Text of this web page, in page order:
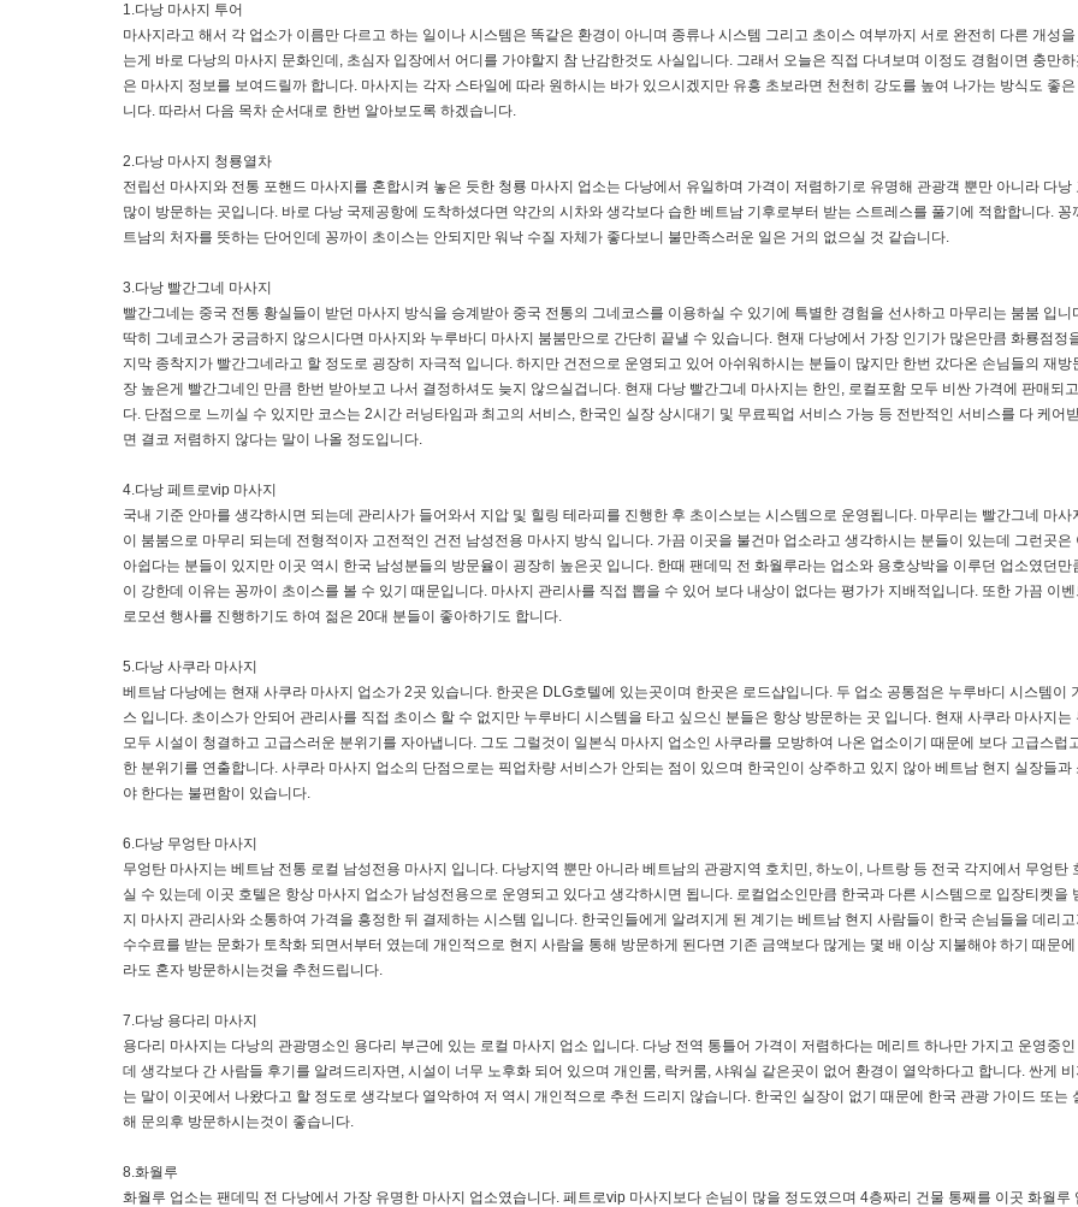
1.다낭 마사지 투어
마사지라고 해서 각 업소가 이름만 다르고 하는 일이나 시스템은 똑같은 환경이 아니며 종류나 시스템 그리고 초이스 여부까지 서로 완전히 다른 개성을
는게 바로 다낭의 마사지 문화인데, 초심자 입장에서 어디를 가야할지 참 난감한것도 사실입니다. 그래서 오늘은 직접 다녀보며 이정도 경험이면 충만하
은 마사지 정보를 보여드릴까 합니다. 마사지는 각자 스타일에 따라 원하시는 바가 있으시겠지만 유흥 초보라면 천천히 강도를 높여 나가는 방식도 좋은
니다. 따라서 다음 목차 순서대로 한번 알아보도록 하겠습니다.
2.다낭 마사지 청룡열차
전립선 마사지와 전통 포핸드 마사지를 혼합시켜 놓은 듯한 청룡 마사지 업소는 다낭에서 유일하며 가격이 저렴하기로 유명해 관광객 뿐만 아니라 다낭
많이 방문하는 곳입니다. 바로 다낭 국제공항에 도착하셨다면 약간의 시차와 생각보다 습한 베트남 기후로부터 받는 스트레스를 풀기에 적합합니다. 꽁
트남의 처자를 뜻하는 단어인데 꽁까이 초이스는 안되지만 워낙 수질 자체가 좋다보니 불만족스러운 일은 거의 없으실 것 같습니다.
3.다낭 빨간그네 마사지
빨간그네는 중국 전통 황실들이 받던 마사지 방식을 승계받아 중국 전통의 그네코스를 이용하실 수 있기에 특별한 경험을 선사하고 마무리는 붐붐 입니
딱히 그네코스가 궁금하지 않으시다면 마사지와 누루바디 마사지 붐붐만으로 간단히 끝낼 수 있습니다. 현재 다낭에서 가장 인기가 많은만큼 화룡점정
지막 종착지가 빨간그네라고 할 정도로 굉장히 자극적 입니다. 하지만 건전으로 운영되고 있어 아쉬워하시는 분들이 많지만 한번 갔다온 손님들의 재방
장 높은게 빨간그네인 만큼 한번 받아보고 나서 결정하셔도 늦지 않으실겁니다. 현재 다낭 빨간그네 마사지는 한인, 로컬포함 모두 비싼 가격에 판매되
다. 단점으로 느끼실 수 있지만 코스는 2시간 러닝타임과 최고의 서비스, 한국인 실장 상시대기 및 무료픽업 서비스 가능 등 전반적인 서비스를 다 케어
면 결코 저렴하지 않다는 말이 나올 정도입니다.
4.다낭 페트로vip 마사지
국내 기준 안마를 생각하시면 되는데 관리사가 들어와서 지압 및 힐링 테라피를 진행한 후 초이스보는 시스템으로 운영됩니다. 마무리는 빨간그네 마사
이 붐붐으로 마무리 되는데 전형적이자 고전적인 건전 남성전용 마사지 방식 입니다. 가끔 이곳을 불건마 업소라고 생각하시는 분들이 있는데 그런곳은
아쉽다는 분들이 있지만 이곳 역시 한국 남성분들의 방문율이 굉장히 높은곳 입니다. 한때 팬데믹 전 화월루라는 업소와 용호상박을 이루던 업소였던만
이 강한데 이유는 꽁까이 초이스를 볼 수 있기 때문입니다. 마사지 관리사를 직접 뽑을 수 있어 보다 내상이 없다는 평가가 지배적입니다. 또한 가끔 이벤
로모션 행사를 진행하기도 하여 젊은 20대 분들이 좋아하기도 합니다.
5.다낭 사쿠라 마사지
베트남 다낭에는 현재 사쿠라 마사지 업소가 2곳 있습니다. 한곳은 DLG호텔에 있는곳이며 한곳은 로드샵입니다. 두 업소 공통점은 누루바디 시스템이
스 입니다. 초이스가 안되어 관리사를 직접 초이스 할 수 없지만 누루바디 시스템을 타고 싶으신 분들은 항상 방문하는 곳 입니다. 현재 사쿠라 마사지는
모두 시설이 청결하고 고급스러운 분위기를 자아냅니다. 그도 그럴것이 일본식 마사지 업소인 사쿠라를 모방하여 나온 업소이기 때문에 보다 고급스럽
한 분위기를 연출합니다. 사쿠라 마사지 업소의 단점으로는 픽업차량 서비스가 안되는 점이 있으며 한국인이 상주하고 있지 않아 베트남 현지 실장들과
야 한다는 불편함이 있습니다.
6.다낭 무엉탄 마사지
무엉탄 마사지는 베트남 전통 로컬 남성전용 마사지 입니다. 다낭지역 뿐만 아니라 베트남의 관광지역 호치민, 하노이, 나트랑 등 전국 각지에서 무엉탄
실 수 있는데 이곳 호텔은 항상 마사지 업소가 남성전용으로 운영되고 있다고 생각하시면 됩니다. 로컬업소인만큼 한국과 다른 시스템으로 입장티켓을
지 마사지 관리사와 소통하여 가격을 흥정한 뒤 결제하는 시스템 입니다. 한국인들에게 알려지게 된 계기는 베트남 현지 사람들이 한국 손님들을 데리고
수수료를 받는 문화가 토착화 되면서부터 였는데 개인적으로 현지 사람을 통해 방문하게 된다면 기존 금액보다 많게는 몇 배 이상 지불해야 하기 때문에
라도 혼자 방문하시는것을 추천드립니다.
7.다낭 용다리 마사지
용다리 마사지는 다낭의 관광명소인 용다리 부근에 있는 로컬 마사지 업소 입니다. 다낭 전역 통틀어 가격이 저렴하다는 메리트 하나만 가지고 운영중인
데 생각보다 간 사람들 후기를 알려드리자면, 시설이 너무 노후화 되어 있으며 개인룸, 락커룸, 샤워실 같은곳이 없어 환경이 열악하다고 합니다. 싼게
는 말이 이곳에서 나왔다고 할 정도로 생각보다 열악하여 저 역시 개인적으로 추천 드리지 않습니다. 한국인 실장이 없기 때문에 한국 관광 가이드 또는
해 문의후 방문하시는것이 좋습니다.
8.화월루
화월루 업소는 팬데믹 전 다낭에서 가장 유명한 마사지 업소였습니다. 페트로vip 마사지보다 손님이 많을 정도였으며 4층짜리 건물 통째를 이곳 화월루